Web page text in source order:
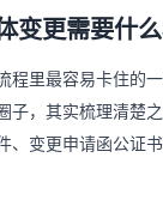
变更需要什
程里最容易卡住的
子，其实梳理清楚
、变更申请函公证